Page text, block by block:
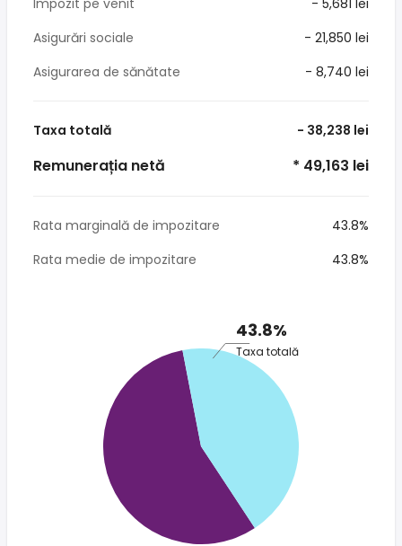
Impozit pe venit
- 5,681 lei
Asigurări sociale
- 21,850 lei
Asigurarea de sănătate
- 8,740 lei
Taxa totală - 38,238 lei
Remunerația netă * 49,163 lei
Rata marginală de impozitare
43.8%
Rata medie de impozitare
43.8%
43.8%
Taxa totală